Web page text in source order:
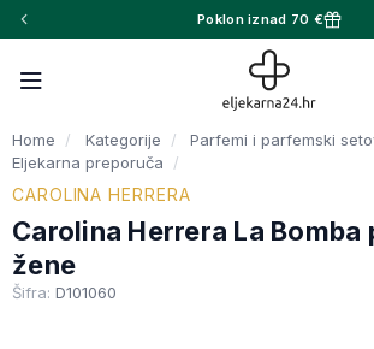
Poklon iznad 70 €
Home Kategorije
Parfemi i parfemski
Eljekarna preporuča
CAROLINA HERRERA
Carolina Herrera La Bomba
žene
Šifra: D101060